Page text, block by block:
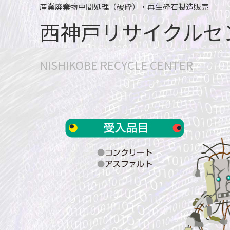
産業廃棄物中間処理（破砕）・再生砕石製造販売
西神戸リサイクル
NISHIKOBE RECYCLE CENTER